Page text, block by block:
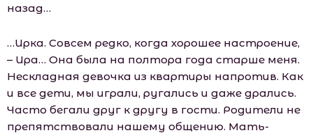
назад…
…Ирка. Совсем редко, когда хорошее настроение,
– Ира… Она была на полтора года старше меня.
Нескладная девочка из квартиры напротив. Как
и все дети, мы играли, ругались и даже дрались.
Часто бегали друг к другу в гости. Родители не
препятствовали нашему общению. Мать-